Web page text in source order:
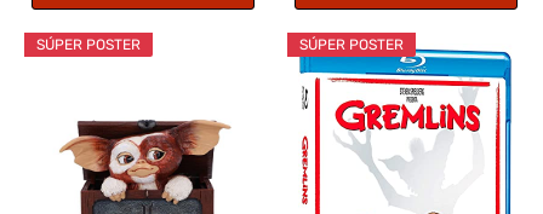
SÚPER POSTER SÚPER POSTER